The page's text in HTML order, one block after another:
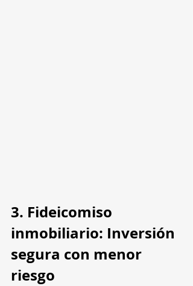
3. Fideicomiso
inmobiliario: Inversión
segura con menor
riesgo